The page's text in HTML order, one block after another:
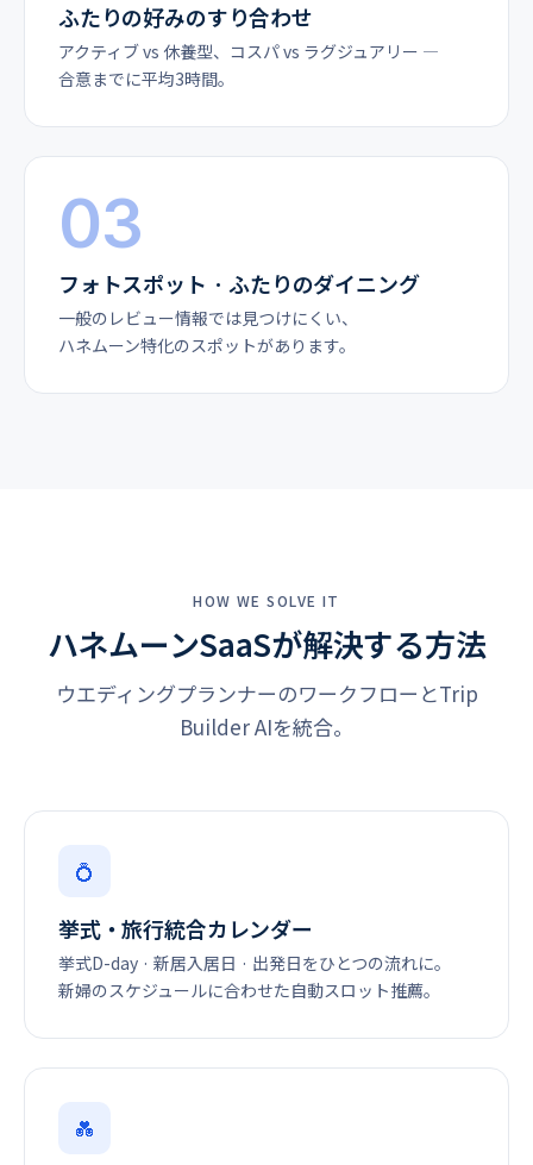
ふたりの好みのすり合わせ
アクティブ vs 休養型、コスパ vs ラグジュアリー ―
合意までに平均3時間。
03
フォトスポット · ふたりのダイニング
一般のレビュー情報では見つけにくい、
ハネムーン特化のスポットがあります。
HOW WE SOLVE IT
ハネムーンSaaSが解決する方法
ウエディングプランナーのワークフローとTrip
Builder AIを統合。
💍
挙式・旅行統合カレンダー
挙式D-day · 新居入居日 · 出発日をひとつの流れに。
新婦のスケジュールに合わせた自動スロット推薦。
💑